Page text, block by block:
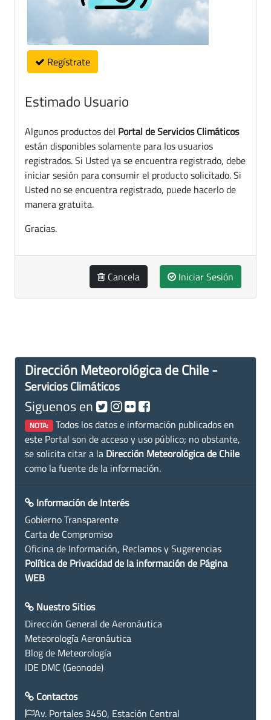
Regístrate
Estimado Usuario
Algunos productos del Portal de Servicios Climáticos
están disponibles solamente para los usuarios
registrados. Si Usted ya se encuentra registrado, debe
iniciar sesión para consumir el producto solicitado. Si
Usted no se encuentra registrado, puede hacerlo de
manera gratuita.
Gracias.
Cancela Iniciar Sesión
Dirección Meteorológica de Chile -
Servicios Climáticos
Siguenos en
NOTA: Todos los datos e información publicados en
este Portal son de acceso y uso público; no obstante,
se solicita citar a la Dirección Meteorológica de Chile
como la fuente de la información.
Información de Interés
Gobierno Transparente
Carta de Compromiso
Oficina de Información, Reclamos y Sugerencias
Política de Privacidad de la información de Página
WEB
Nuestro Sitios
Dirección General de Aeronáutica
Meteorología Aeronáutica
Blog de Meteorología
IDE DMC (Geonode)
Contactos
Av. Portales 3450, Estación Central